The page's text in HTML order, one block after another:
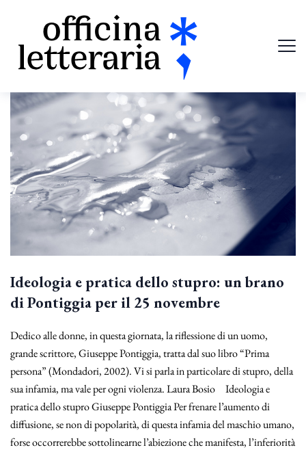
Ideologia e pratica dello stupro: un brano
di Pontiggia per il 25 novembre
Dedico alle donne, in questa giornata, la riflessione di un uomo,
grande scrittore, Giuseppe Pontiggia, tratta dal suo libro “Prima
persona” (Mondadori, 2002). Vi si parla in particolare di stupro, della
sua infamia, ma vale per ogni violenza. Laura Bosio Ideologia e
pratica dello stupro Giuseppe Pontiggia Per frenare l’aumento di
diffusione, se non di popolarità, di questa infamia del maschio umano,
forse occorrerebbe sottolinearne l’abiezione che manifesta, l’inferiorità